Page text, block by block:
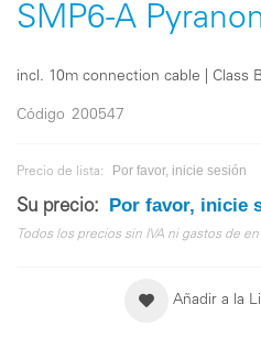
de
imágenes
SMP6-A
incl. 10m connection cable | Class
Código 200547
Precio de lista: Por favor, inicie sesión
Su precio: Por favor, inicie
Todos los precios sin IVA ni gastos de
Añadir a la